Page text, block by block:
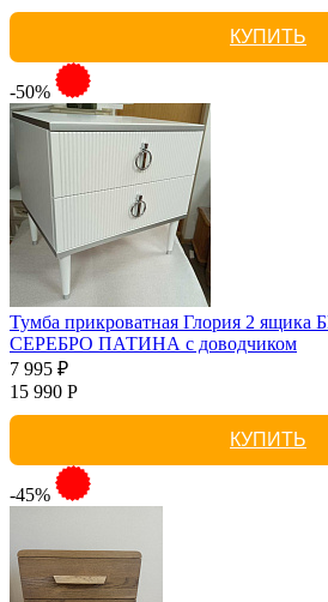
КУПИТЬ
-50%
Тумба прикроватная Глория 2
СЕРЕБРО ПАТИНА с доводчиком
7 995 ₽
15 990 Р
КУПИТЬ
-45%